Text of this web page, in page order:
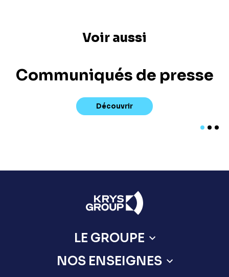
Voir aussi
Communiqués de presse
Découvrir
LE GROUPE
NOS ENSEIGNES